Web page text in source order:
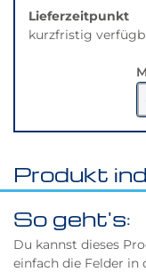
Lieferzeitpunkt
kurzfristig
Produkt
So geht's:
Du kannst dieses
einfach die Felder in